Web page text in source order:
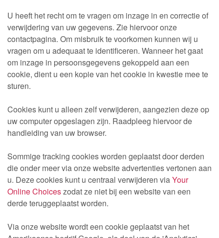
U heeft het recht om te vragen om inzage in en correctie of
verwijdering van uw gegevens. Zie hiervoor onze
contactpagina. Om misbruik te voorkomen kunnen wij u
vragen om u adequaat te identificeren. Wanneer het gaat
om inzage in persoonsgegevens gekoppeld aan een
cookie, dient u een kopie van het cookie in kwestie mee te
sturen.
Cookies kunt u alleen zelf verwijderen, aangezien deze op
uw computer opgeslagen zijn. Raadpleeg hiervoor de
handleiding van uw browser.
Sommige tracking cookies worden geplaatst door derden
die onder meer via onze website advertenties vertonen aan
u. Deze cookies kunt u centraal verwijderen viaYour
Online Choiceszodat ze niet bij een website van een
derde teruggeplaatst worden.
Via onze website wordt een cookie geplaatst van het